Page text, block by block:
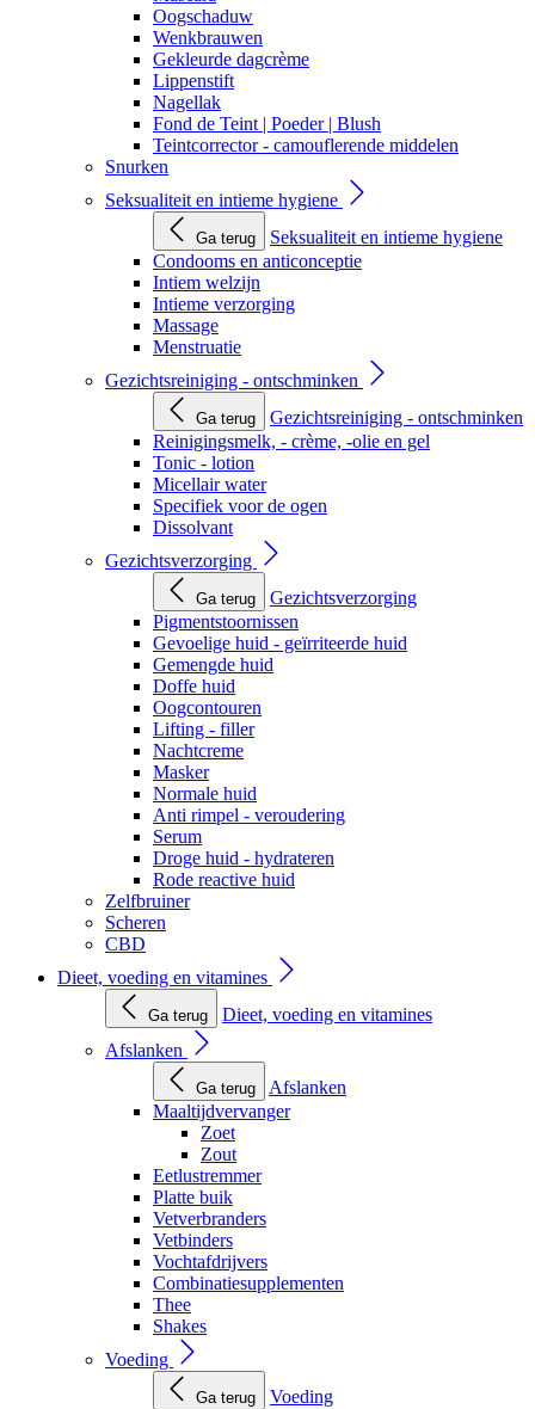
Oogschaduw
Wenkbrauwen
Gekleurde dagcrème
Lippenstift
Nagellak
Fond de Teint | Poeder | Blush
Teintcorrector - camouflerende middelen
Snurken
Seksualiteit en intieme hygiene
Ga terug
Seksualiteit en intieme hygiene
Condooms en anticonceptie
Intiem welzijn
Intieme verzorging
Massage
Menstruatie
Gezichtsreiniging - ontschminken
Ga terug
Gezichtsreiniging - ontschminken
Reinigingsmelk, - crème, -olie en gel
Tonic - lotion
Micellair water
Specifiek voor de ogen
Dissolvant
Gezichtsverzorging
Ga terug
Gezichtsverzorging
Pigmentstoornissen
Gevoelige huid - geïrriteerde huid
Gemengde huid
Doffe huid
Oogcontouren
Lifting - filler
Nachtcreme
Masker
Normale huid
Anti rimpel - veroudering
Serum
Droge huid - hydrateren
Rode reactive huid
Zelfbruiner
Scheren
CBD
Dieet, voeding en vitamines
Ga terug
Dieet, voeding en vitamines
Afslanken
Ga terug
Afslanken
Maaltijdvervanger
Zoet
Zout
Eetlustremmer
Platte buik
Vetverbranders
Vetbinders
Vochtafdrijvers
Combinatiesupplementen
Thee
Shakes
Voeding
Ga terug
Voeding